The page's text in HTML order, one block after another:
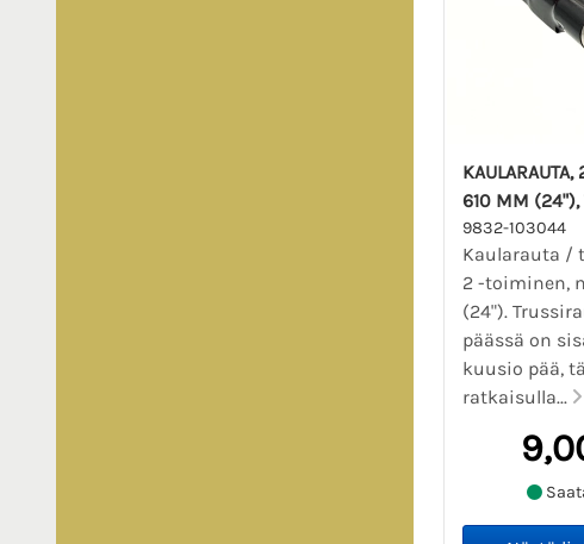
610 MM (24"),
9832-103044
Kaularauta /
2 -toiminen,
(24").
päässä on
kuusio pää,
ratkaisulla...